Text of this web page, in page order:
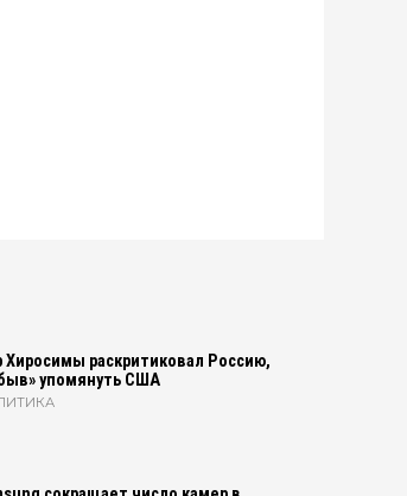
Хиросимы раскритиковал Россию,
упомянуть США